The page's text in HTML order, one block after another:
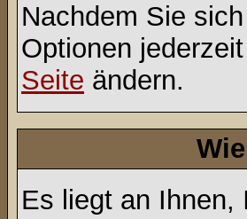
Nachdem Sie
Optionen
Seite ändern.
Es liegt an Ihnen,